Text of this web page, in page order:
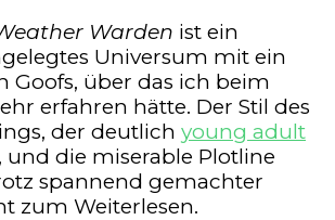
Warden ist ein
Universum mit ein
Goofs, über das ich beim
erfahren hätte. Der Stil des
der deutlich young adult
und die miserable Plotline
spannend gemachter
zum Weiterlesen.